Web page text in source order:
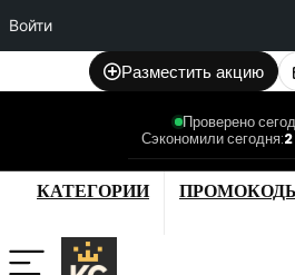
Войти
Разместить акцию
Проверено
Сэкономили сегодня:
КАТЕГОРИИ